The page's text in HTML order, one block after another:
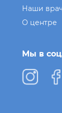
Наши
О центре
Мы в